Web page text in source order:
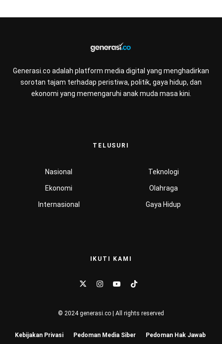
Generasi.co adalah platform media digital yang menghadirkan
sorotan tajam terhadap peristiwa, politik, gaya hidup, dan
ekonomi yang memengaruhi anak muda masa kini.
TELUSURI
Nasional
Ekonomi
Internasional
Teknologi
Olahraga
Gaya Hidup
IKUTI KAMI
© 2024 generasi.co | All rights reserved
Kebijakan Privasi Pedoman Media Siber Pedoman Hak Jawab